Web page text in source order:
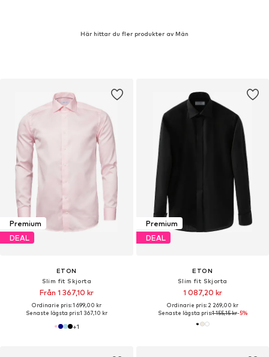
Här hittar du fler produkter av Män
Premium
DEAL
ETON
Slim fit Skjorta
Från 1 367,10 kr
Ordinarie pris: 1 699,00 kr
Senaste lägsta pris:1 367,10 kr
+1
Premium
DEAL
ETON
Slim fit Skjorta
1 087,20 kr
Ordinarie pris: 2 269,00 kr
Senaste lägsta pris:1 155,15 kr-5%